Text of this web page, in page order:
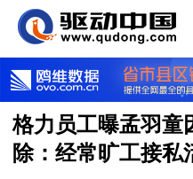
格力员工曝孟羽童
除：经常旷工接私